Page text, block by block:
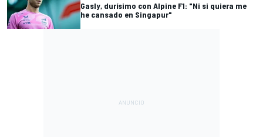
Gasly, durísimo con Alpine F1: "Ni si quiera me
he cansado en Singapur"